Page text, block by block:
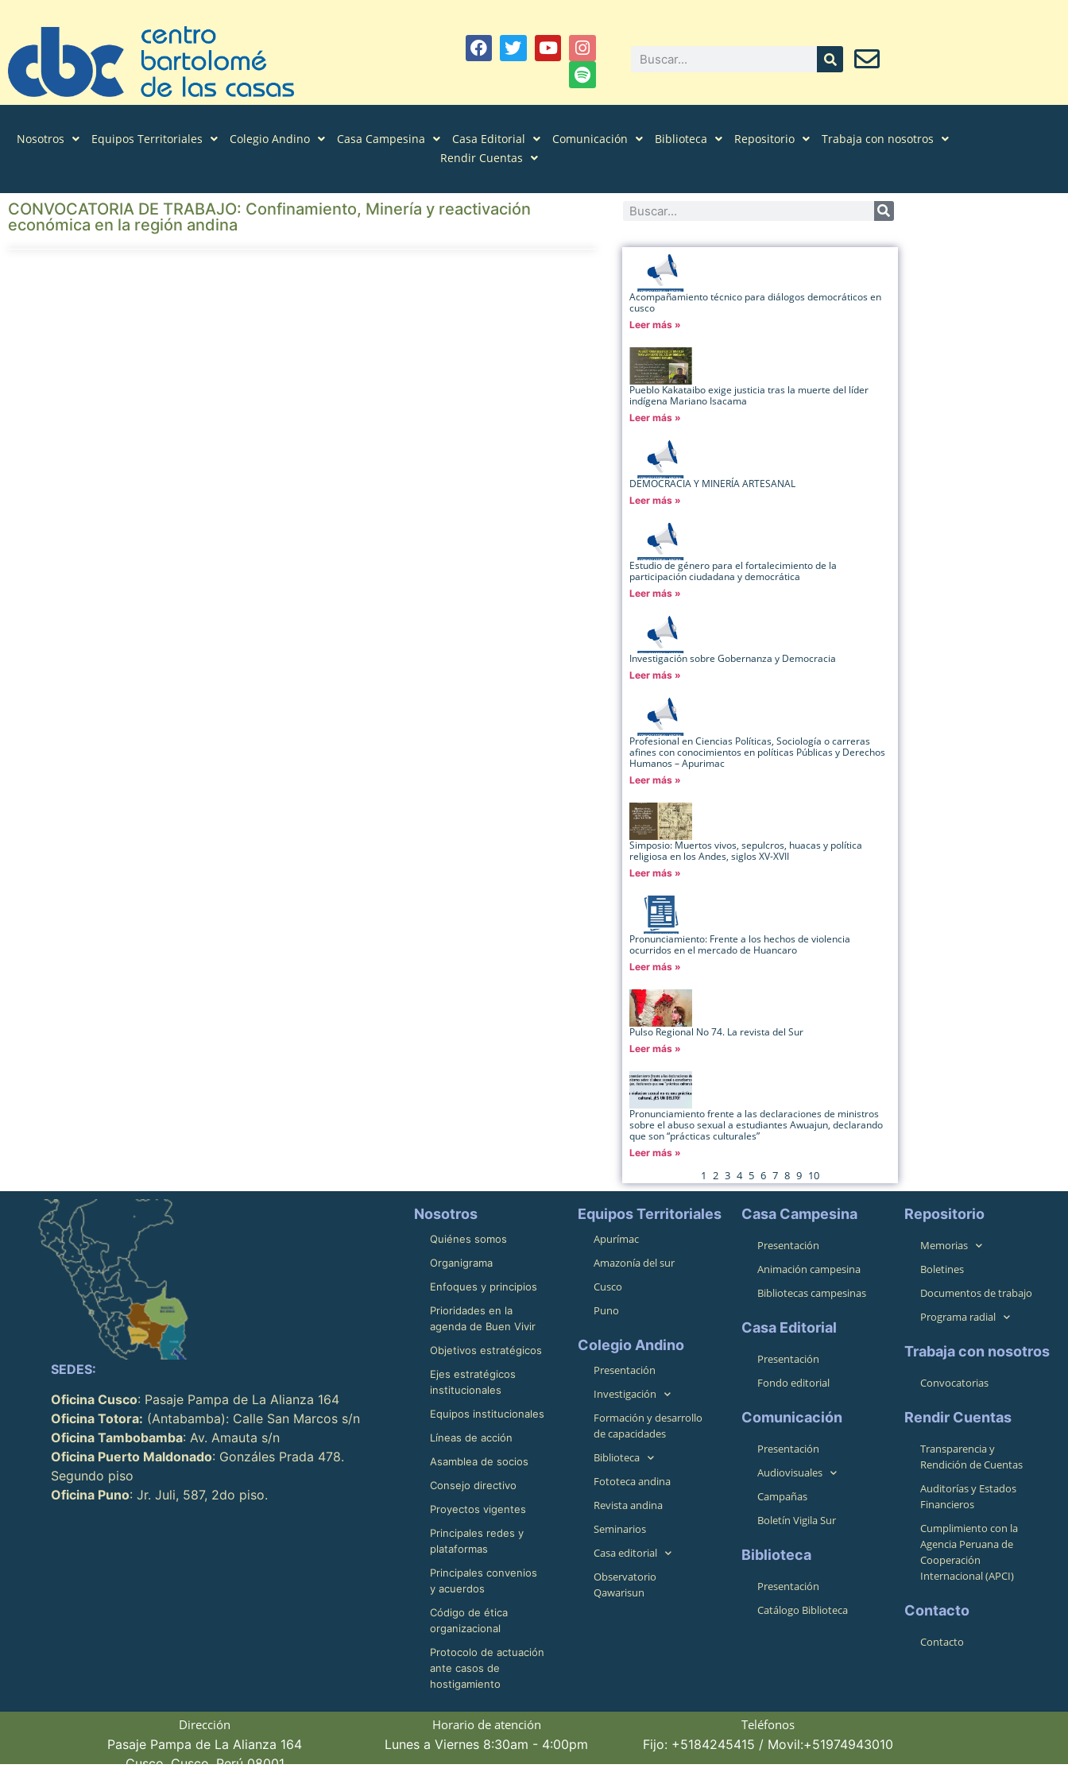
Nosotros Equipos Territoriales Colegio Andino Casa Campesina Casa Editorial Comunicación Biblioteca Repositorio
Trabaja con nosotros
Rendir Cuentas
CONVOCATORIA DE TRABAJO: Confinamiento, Minería y reactivación
económica en la región andina
Acompañamiento técnico para diálogos democráticos en
cusco
Leer más »
Pueblo Kakataibo exige justicia tras la muerte del líder
indígena Mariano Isacama
Leer más »
DEMOCRACIA Y MINERÍA ARTESANAL
Leer más »
Estudio de género para el fortalecimiento de la
participación ciudadana y democrática
Leer más »
Investigación sobre Gobernanza y Democracia
Leer más »
Profesional en Ciencias Políticas, Sociología o carreras
afines con conocimientos en políticas Públicas y Derechos
Humanos – Apurimac
Leer más »
Simposio: Muertos vivos, sepulcros, huacas y política
religiosa en los Andes, siglos XV-XVII
Leer más »
Pronunciamiento: Frente a los hechos de violencia
ocurridos en el mercado de Huancaro
Leer más »
Pulso Regional No 74. La revista del Sur
Leer más »
Pronunciamiento frente a las declaraciones de ministros
sobre el abuso sexual a estudiantes Awuajun, declarando
que son “prácticas culturales”
Leer más »
1 2 3 4 5 6 7 8 9 10
SEDES:
Oficina Cusco: Pasaje Pampa de La Alianza 164
Oficina Totora: (Antabamba): Calle San Marcos s/n
Oficina Tambobamba: Av. Amauta s/n
Oficina Puerto Maldonado: Gonzáles Prada 478.
Segundo piso
Oficina Puno: Jr. Juli, 587, 2do piso.
Nosotros
Quiénes somos
Organigrama
Enfoques y principios
Prioridades en la
agenda de Buen Vivir
Objetivos estratégicos
Ejes estratégicos
institucionales
Equipos institucionales
Líneas de acción
Asamblea de socios
Consejo directivo
Proyectos vigentes
Principales redes y
plataformas
Principales convenios
y acuerdos
Código de ética
organizacional
Protocolo de actuación
ante casos de
hostigamiento
Equipos Territoriales
Apurímac
Amazonía del sur
Cusco
Puno
Colegio Andino
Presentación
Investigación
Formación y desarrollo
de capacidades
Biblioteca
Fototeca andina
Revista andina
Seminarios
Casa editorial
Observatorio
Qawarisun
Casa Campesina
Presentación
Animación campesina
Bibliotecas campesinas
Casa Editorial
Presentación
Fondo editorial
Comunicación
Presentación
Audiovisuales
Campañas
Boletín Vigila Sur
Biblioteca
Presentación
Catálogo Biblioteca
Repositorio
Memorias
Boletines
Documentos de trabajo
Programa radial
Trabaja con nosotros
Convocatorias
Rendir Cuentas
Transparencia y
Rendición de Cuentas
Auditorías y Estados
Financieros
Cumplimiento con la
Agencia Peruana de
Cooperación
Internacional (APCI)
Contacto
Contacto
Dirección
Pasaje Pampa de La Alianza 164
Cusco, Cusco, Perú 08001
Horario de atención
Lunes a Viernes 8:30am - 4:00pm
Teléfonos
Fijo: +5184245415 / Movil:+51974943010